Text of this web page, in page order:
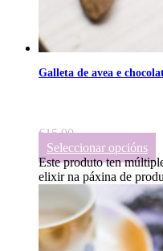
Galleta de avea e
€15.00
Seleccionar opcións
Este produto ten
elixir na páxina de